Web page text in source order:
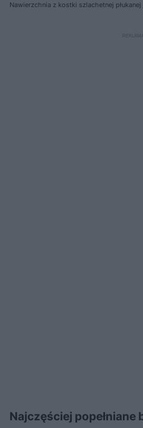
Nawierzchnia z kostki szlachetnej
Najczęściej popełniane